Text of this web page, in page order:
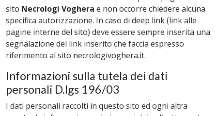
sito Necrologi Voghera e non occorre chiedere alcuna
specifica autorizzazione. In caso di deep link (link alle
pagine interne del sito) deve essere sempre inserita una
segnalazione del link inserito che faccia espresso
riferimento al sito necrologivoghera.it.
Informazioni sulla tutela dei dati
personali D.lgs 196/03
I dati personali raccolti in questo sito ed ogni altra